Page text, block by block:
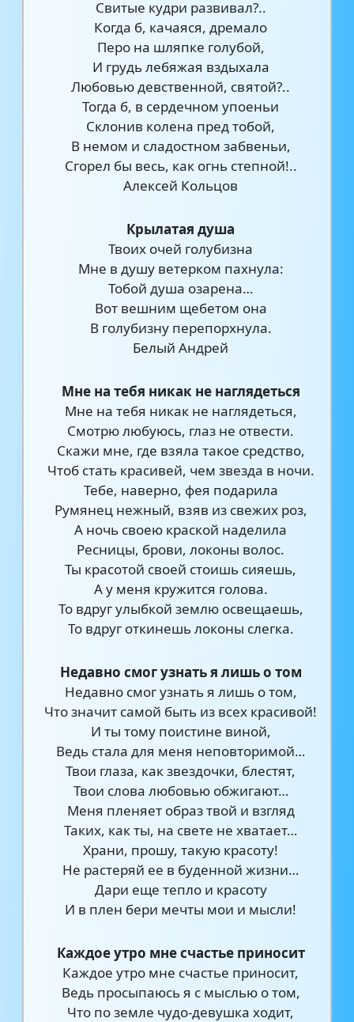
Свитые кудри развивал?..
Когда б, качаяся, дремало
Перо на шляпке голубой,
И грудь лебяжая вздыхала
Любовью девственной, святой?..
Тогда б, в сердечном упоеньи
Склонив колена пред тобой,
В немом и сладостном забвеньи,
Сгорел бы весь, как огнь степной!..
Алексей Кольцов
Крылатая душа
Твоих очей голубизна
Мне в душу ветерком пахнула:
Тобой душа озарена…
Вот вешним щебетом она
В голубизну перепорхнула.
Белый Андрей
Мне на тебя никак не наглядеться
Мне на тебя никак не наглядеться,
Смотрю любуюсь, глаз не отвести.
Скажи мне, где взяла такое средство,
Чтоб стать красивей, чем звезда в ночи.
Тебе, наверно, фея подарила
Румянец нежный, взяв из свежих роз,
А ночь своею краской наделила
Ресницы, брови, локоны волос.
Ты красотой своей стоишь сияешь,
А у меня кружится голова.
То вдруг улыбкой землю освещаешь,
То вдруг откинешь локоны слегка.
Недавно смог узнать я лишь о том
Недавно смог узнать я лишь о том,
Что значит самой быть из всех красивой!
И ты тому поистине виной,
Ведь стала для меня неповторимой…
Твои глаза, как звездочки, блестят,
Твои слова любовью обжигают…
Меня пленяет образ твой и взгляд
Таких, как ты, на свете не хватает…
Храни, прошу, такую красоту!
Не растеряй ее в буденной жизни…
Дари еще тепло и красоту
И в плен бери мечты мои и мысли!
Каждое утро мне счастье приносит
Каждое утро мне счастье приносит,
Ведь просыпаюсь я с мыслью о том,
Что по земле чудо-девушка ходит,